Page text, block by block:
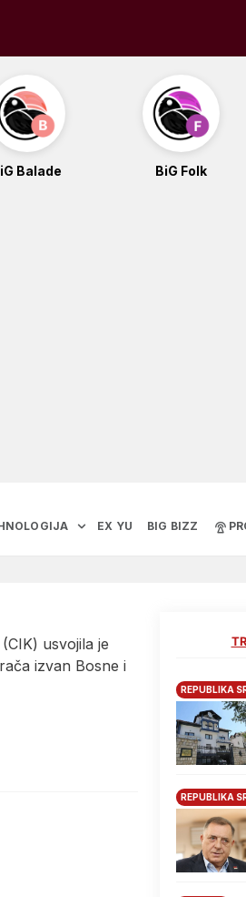
Balade BiG Folk
EX YU BIG BIZZ
usvojila je
izvan Bosne i
REPUBLIKA
REPUBLIKA